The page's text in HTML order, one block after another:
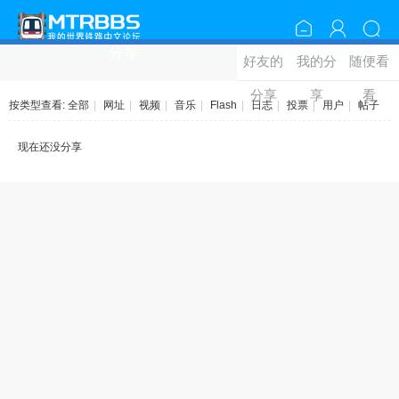
好友的
分享
我的分
享
随便看
看
按类型查看: 全部 网址 视频 音乐 Flash 日志 投票 | 用户 帖子
现在还没分享